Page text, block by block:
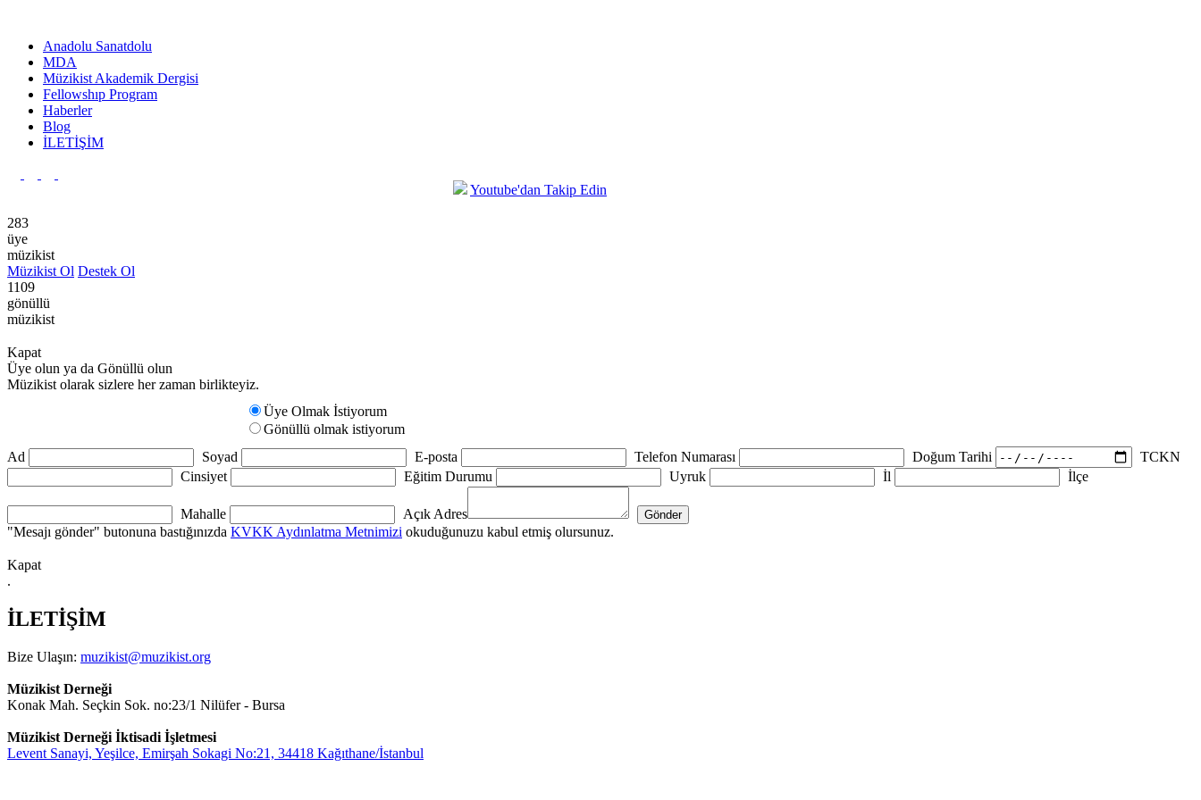
Anadolu Sanatdolu
MDA
Müzikist Akademik Dergisi
Fellowshıp Program
Haberler
Blog
İLETİŞİM
Youtube'dan Takip Edin
283
üye
müzikist
Müzikist Ol Destek Ol
1109
gönüllü
müzikist
Kapat
Üye olun ya da Gönüllü olun
Müzikist olarak sizlere her zaman birlikteyiz.
Üye Olmak İstiyorum
Gönüllü olmak istiyorum
Ad
Soyad E-posta Telefon Numarası Doğum Tarihi
TCKN
Cinsiyet
Eğitim Durumu Uyruk İl İlçe
Mahalle
Açık Adres
"Mesajı gönder" butonuna bastığınızda KVKK Aydınlatma Metnimizi okuduğunuzu kabul etmiş olursunuz.
Kapat
.
İLETİŞİM
Bize Ulaşın: muzikist@muzikist.org
Müzikist Derneği
Konak Mah. Seçkin Sok. no:23/1 Nilüfer - Bursa
Müzikist Derneği İktisadi İşletmesi
Levent Sanayi, Yeşilce, Emirşah Sokagi No:21, 34418 Kağıthane/İstanbul